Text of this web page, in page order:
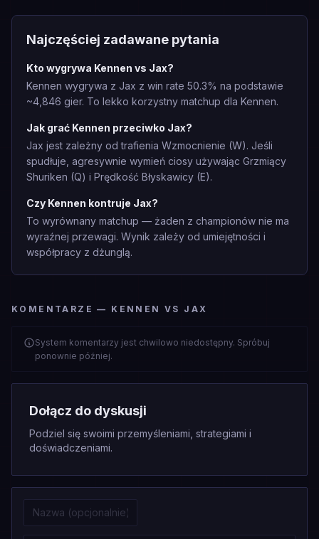
Najczęściej zadawane pytania
Kto wygrywa Kennen vs Jax?
Kennen wygrywa z Jax z win rate 50.3% na podstawie
~4,846 gier. To lekko korzystny matchup dla Kennen.
Jak grać Kennen przeciwko Jax?
Jax jest zależny od trafienia Wzmocnienie (W). Jeśli
spudłuje, agresywnie wymień ciosy używając Grzmiący
Shuriken (Q) i Prędkość Błyskawicy (E).
Czy Kennen kontruje Jax?
To wyrównany matchup — żaden z championów nie ma
wyraźnej przewagi. Wynik zależy od umiejętności i
współpracy z dżunglą.
KOMENTARZE — KENNEN VS JAX
System komentarzy jest chwilowo niedostępny. Spróbuj
ponownie później.
Dołącz do dyskusji
Podziel się swoimi przemyśleniami, strategiami i
doświadczeniami.